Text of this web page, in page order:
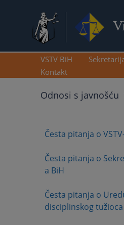
VSTV BiH
Kontakt
Odnosi s javnošću
Česta pitanja o
Česta pitanja o
a BiH
Česta pitanja o
disciplinskog tužioca